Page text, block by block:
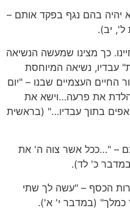
יהיה בהם נגף בפקד אותם –
ל', יב).
כך מצינו שמעשה הנשיאה
עבדיו, נשיאה המיוחסת
החיים העצמיים שבנו – "יום
הלדת את פרעה…וישא את
בתוך עבדיו…" (בראשית
– "…ככל אשר צוה ה' את
כ' לד).
הכסף – "עשה לך שתי
כמלך" (במדבר י' א').